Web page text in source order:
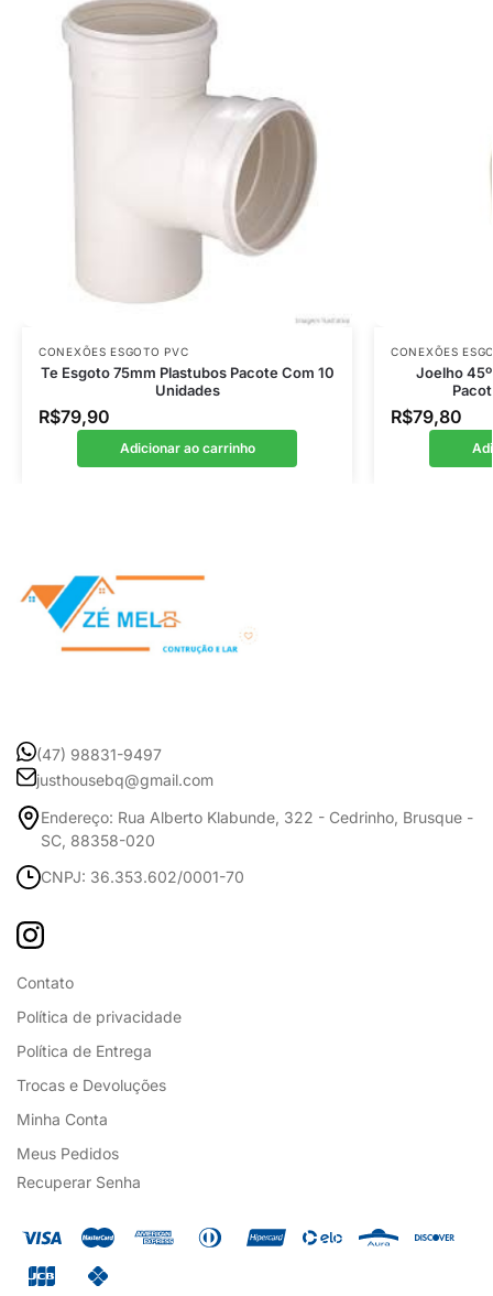
CONEXÕES ESGOTO PVC
Te Esgoto 75mm Plastubos Pacote Com 10
Unidades
R$79,90
Adicionar ao carrinho
CONEXÕES
Joelho
R$79,80
(47) 98831-9497
justhousebq@gmail.com
Endereço: Rua Alberto Klabunde, 322 - Cedrinho, Brusque -
SC, 88358-020
CNPJ: 36.353.602/0001-70
Contato
Política de privacidade
Política de Entrega
Trocas e Devoluções
Minha Conta
Meus Pedidos
Recuperar Senha